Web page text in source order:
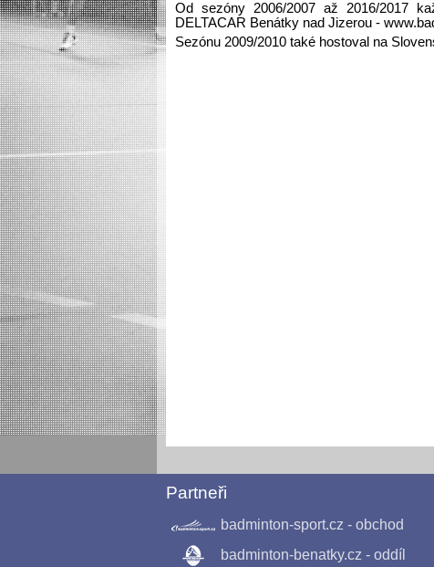
Od sezóny 2006/2007 až 2016/2017
DELTACAR Benátky nad Jizerou -
Sezónu 2009/2010 také hostoval na
Partneři
badminton-sport.cz - obchod
badminton-benatky.cz - oddíl